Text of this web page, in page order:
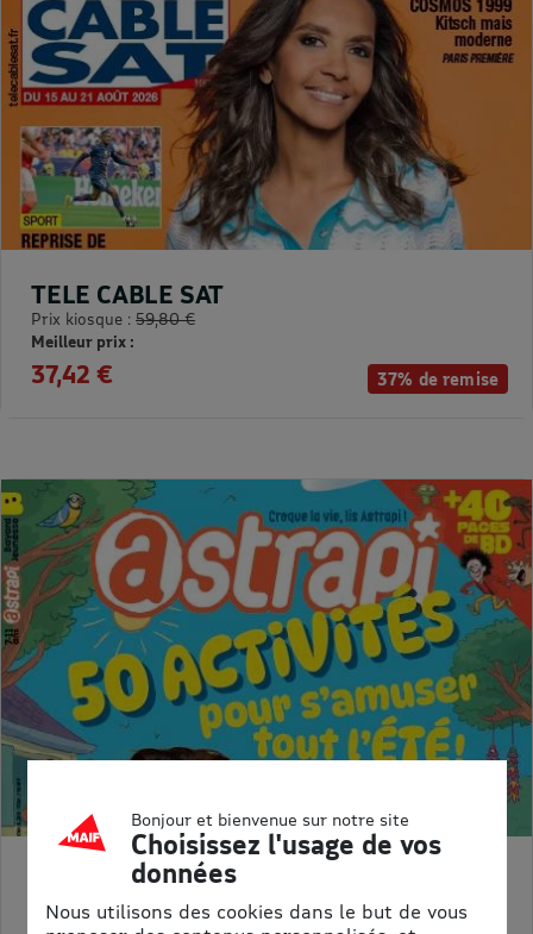
37% de remise
TELE CABLE SAT
Prix kiosque : 59,80 €
Meilleur prix :
37,42 €
ASTRAPI
Prix kiosque :62,40 €
Bonjour et bienvenue sur notre site
Choisissez l'usage de vos
données
Nous utilisons des cookies dans le but de vous